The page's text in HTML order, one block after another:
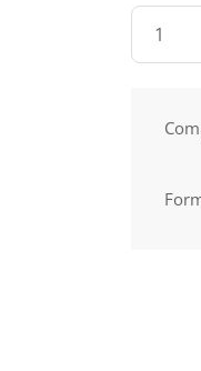
ritorno